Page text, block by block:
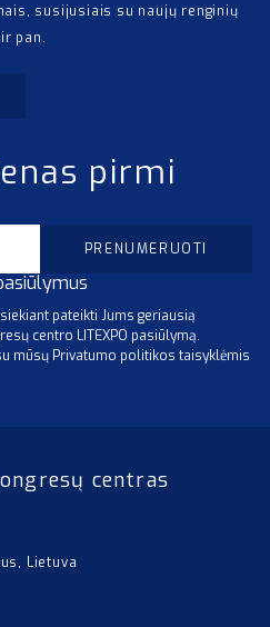
susijusiais su naujų renginių
pan.
pirmi
pateikti Jums geriausią
centro LITEXPO pasiūlymą.
mūsų Privatumo politikos taisyklėmis
centras
Lietuva